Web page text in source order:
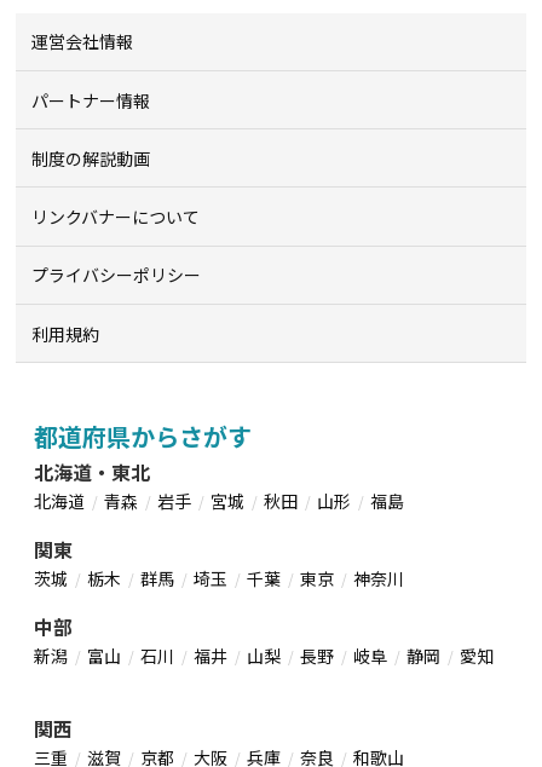
運営会社情報
パートナー情報
制度の解説動画
リンクバナーについて
プライバシーポリシー
利用規約
都道府県からさがす
北海道・東北
北海道 青森 岩手 宮城 秋田 山形 福島
関東
茨城 栃木 群馬 埼玉 千葉 東京 神奈川
中部
新潟 富山 石川 福井 山梨 長野 岐阜 静岡 愛知
関西
三重 滋賀 京都 大阪 兵庫 奈良 和歌山